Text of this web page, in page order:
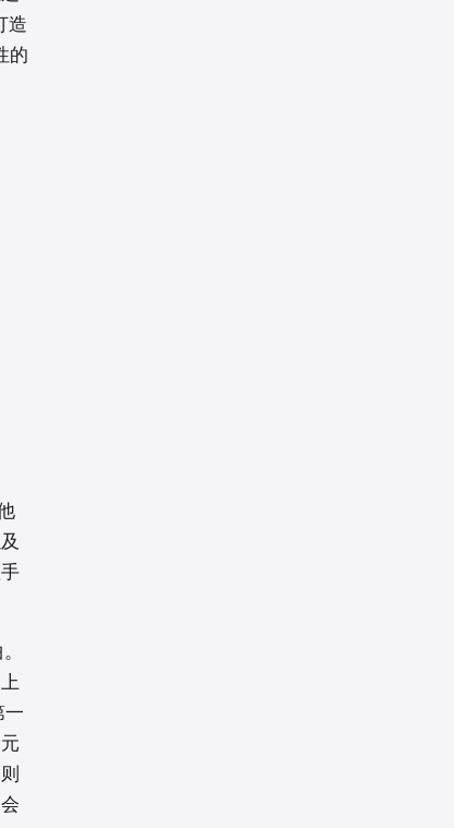
造
的
一